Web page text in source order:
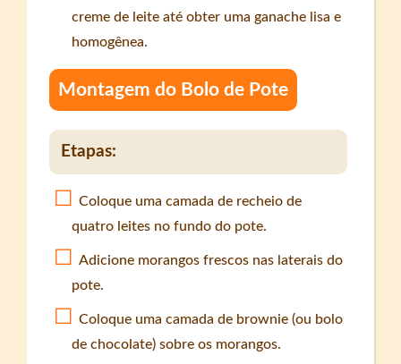
creme de leite até obter uma ganache lisa e
homogênea.
Montagem do Bolo de Pote
Etapas:
Coloque uma camada de recheio de
quatro leites no fundo do pote.
Adicione morangos frescos nas laterais do
pote.
Coloque uma camada de brownie (ou bolo
de chocolate) sobre os morangos.